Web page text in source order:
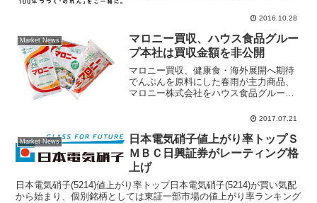
チャーキャピタル(8462)は１５％超の値
は約１０％の...
2016.10.28
Market News
マロニー買収、ハウス食品グルー
プ本社は買収金額を非公開
マロニー買収、健康食・海外展開へ期待
でんぷんを原料にした春雨が主力商品、
マロニー株式会社をハウス食品グループ
ブームの高まりから、ハウス食品は「食
素材として捉えてい...
2017.07.21
Market News
日本電気硝子値上がり率トップＳ
ＭＢＣ日興証券がレーティング格
上げ
日本電気硝子(5214)値上がり率トップ日本電気硝子(5214)が買い気配
から始まり、個別銘柄としては東証一部市場の値上がり率ランキング